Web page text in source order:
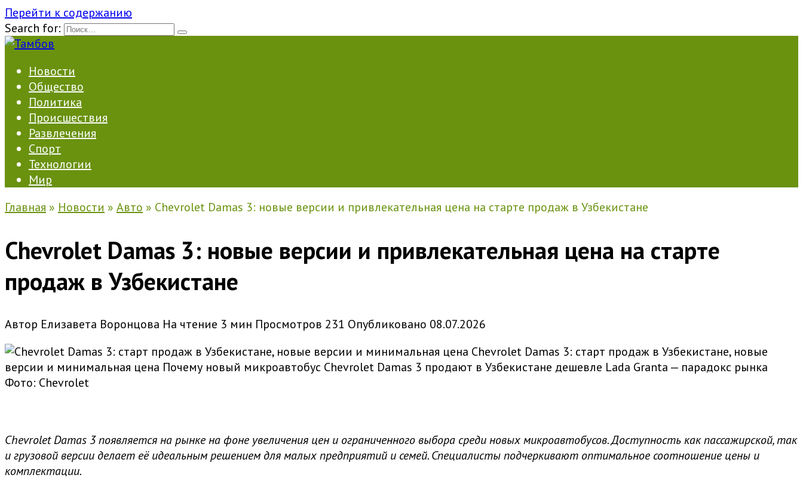
Перейти к содержанию
Search for:
Новости
Общество
Политика
Происшествия
Развлечения
Спорт
Технологии
Мир
Главная » Новости » Авто » Chevrolet Damas 3: новые версии и привлекательная цена на старте продаж в Узбекистане
Chevrolet Damas 3: новые версии и привлекательная цена на старте
продаж в Узбекистане
Автор Елизавета Воронцова На чтение 3 мин Просмотров 231 Опубликовано 08.07.2026
Chevrolet Damas 3: старт продаж в Узбекистане, новые
версии и минимальная цена Почему новый микроавтобус Chevrolet Damas 3 продают в Узбекистане дешевле Lada Granta — парадокс рынка
Фото: Chevrolet
Chevrolet Damas 3 появляется на рынке на фоне увеличения цен и ограниченного выбора среди новых микроавтобусов. Доступность как пассажирской, так
и грузовой версии делает её идеальным решением для малых предприятий и семей. Специалисты подчеркивают оптимальное соотношение цены и
комплектации.